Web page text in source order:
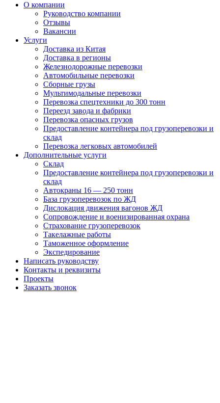
О компании
Руководство компании
Отзывы
Вакансии
Услуги
Доставка из Китая
Доставка в регионы
Железнодорожные перевозки
Автомобильные перевозки
Сборные грузы
Мультимодальные перевозки
Перевозка спецтехники до 300 тонн
Переезд завода и фабрики
Перевозка опасных грузов
Предоставление контейнера под грузоперевозки и
склад
Перевозка легковых автомобилей
Дополнительные услуги
Склад
Предоставление контейнера под грузоперевозки и
склад
Автокраны 16 — 250 тонн
База грузоперевозок по ЖД
Дислокация движения вагонов ЖД
Сопровождение и военизированная охрана
Страхование грузоперевозок
Такелажные работы
Таможенное оформление
Экспедирование
Написать руководству
Контакты и реквизиты
Проекты
Заказать звонок